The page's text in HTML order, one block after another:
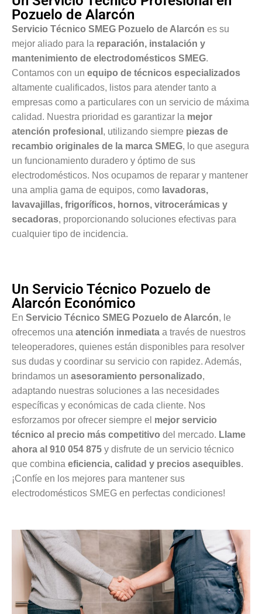
Pozuelo de Alarcón
Servicio Técnico SMEG Pozuelo de Alarcón es su
mejor aliado para la reparación, instalación y
mantenimiento de electrodomésticos SMEG.
Contamos con un equipo de técnicos especializados
altamente cualificados, listos para atender tanto a
empresas como a particulares con un servicio de máxima
calidad. Nuestra prioridad es garantizar la mejor
atención profesional , utilizando siempre piezas de
recambio originales de la marca SMEG, lo que asegura
un funcionamiento duradero y óptimo de sus
electrodomésticos. Nos ocupamos de reparar y mantener
una amplia gama de equipos, como lavadoras,
lavavajillas, frigoríficos, hornos, vitrocerámicas y
secadoras, proporcionando soluciones efectivas para
cualquier tipo de incidencia.
Un Servicio Técnico Pozuelo de
Alarcón Económico
En Servicio Técnico SMEG Pozuelo de Alarcón, le
ofrecemos una atención inmediata a través de nuestros
teleoperadores, quienes están disponibles para resolver
sus dudas y coordinar su servicio con rapidez. Además,
brindamos un asesoramiento personalizado,
adaptando nuestras soluciones a las necesidades
específicas y económicas de cada cliente. Nos
esforzamos por ofrecer siempre el mejor servicio
técnico al precio más competitivo del mercado. Llame
ahora al 910 054 875 y disfrute de un servicio técnico
que combina eficiencia, calidad y precios asequibles.
¡Confíe en los mejores para mantener sus
electrodomésticos SMEG en perfectas condiciones!